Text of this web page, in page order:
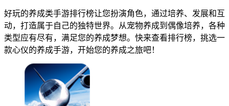
好玩的养成类手游排行榜让您扮演角色，通过培养、发展和互
动，打造属于自己的独特世界。从宠物养成到偶像培养，各种
类型应有尽有，满足您的养成梦想。快来查看排行榜，挑选一
款心仪的养成手游，开始您的养成之旅吧！